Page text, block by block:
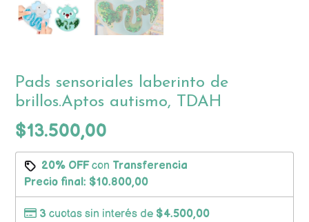
Pads sensoriales laberinto de
brillos.Aptos autismo, TDAH
$13.500,00
20% OFFcon Transferencia
Precio final: $10.800,00
3 cuotas sin interés de $4.500,00